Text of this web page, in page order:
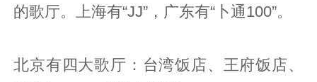
的歌厅。上海有“JJ”，广东有“卜通100”。
北京有四大歌厅：台湾饭店、王府饭店、